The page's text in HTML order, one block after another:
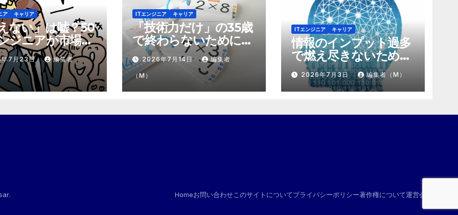
ア キャリア
ない」は嘘？50
ジニアが市場で
モテ」になるた
個の強み
7月23日 編集者
ITエンジニア キャリア
「技術力だけ」の35歳
で終わらないために。
市場価値を1.5倍にする
『プラスα』の掛け算
2026年7月14日 編集者
（M）
ITエンジニア キャリア
情報のインプット過多
で燃え尽きないため
の、「捨て方」と「情
報の絞り方」
2026年7月3日 編集者（M）
. Homeお問い合わせこのサイトについてプライバシーポリシー著作権について運営会社